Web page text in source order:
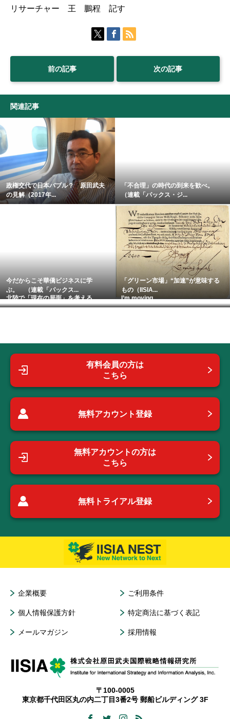
リサーチャー 王 鵬程 記す
前の記事 次の記事
関連記事
政権交代で日本バブル？ 原田武夫
の見解（2017年...
「不合理」の時代の到来を歓べ。
（連載「パックス・ジ...
今だからこそ華僑ビジネスに学
ぶ。 （連載「パックス...
「グリーン市場」“加速”が意味する
もの（IISIA...
北陸で「現在の局面」を考える。
I’m moving…
有料会員の方は
こちら
無料アカウント登録
無料アカウントの方は
こちら
無料トライアル登録
企業概要 ご利用条件
個人情報保護方針 特定商法に基づく表記
メールマガジン 採用情報
〒100-0005
東京都千代田区丸の内二丁目3番2号 郵船ビルディング 3F